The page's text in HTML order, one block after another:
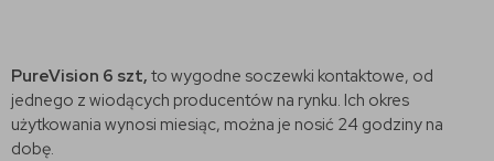
PureVision 6 szt, to wygodne soczewki kontaktowe, od
jednego z wiodących producentów na rynku. Ich okres
użytkowania wynosi miesiąc, można je nosić 24 godziny na
dobę.